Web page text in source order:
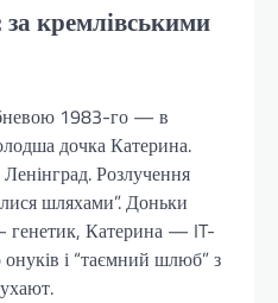
за кремлівськими
1983-го — в
дочка Катерина.
Розлучення
шляхами”. Доньки
генетик, Катерина — IT-
і “таємний шлюб” з